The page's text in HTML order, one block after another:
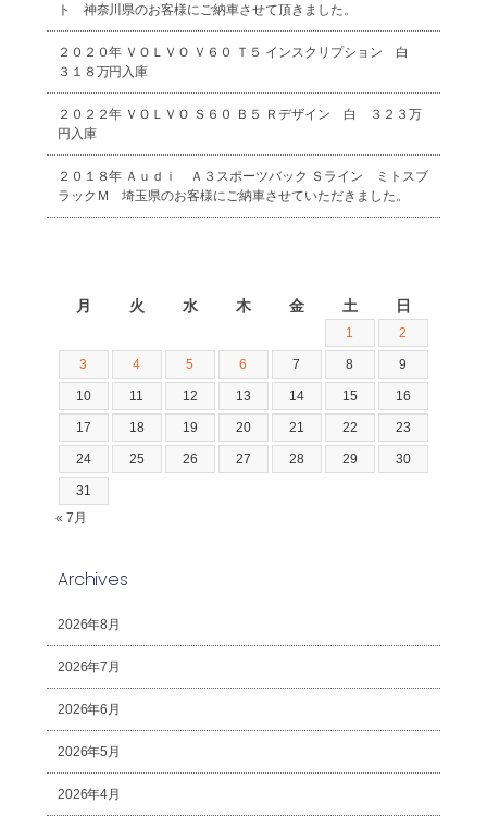
ト 神奈川県のお客様にご納車させて頂きました。
２０２０年 ＶＯＬＶＯ Ｖ６０ Ｔ５ インスクリプション 白
３１８万円入庫
２０２２年 ＶＯＬＶＯ Ｓ６０ Ｂ５ Ｒデザイン 白 ３２３万
円入庫
２０１８年 Ａｕｄｉ Ａ３スポーツバック Ｓライン ミトスブ
ラックＭ 埼玉県のお客様にご納車させていただきました。
月 火 水 木 金 土 日
1 2
3 4 5 6 7 8 9
10 11 12 13 14 15 16
17 18 19 20 21 22 23
24 25 26 27 28 29 30
31
« 7月
Archives
2026年8月
2026年7月
2026年6月
2026年5月
2026年4月